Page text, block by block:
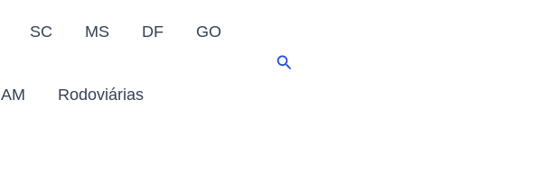
SC MS DF GO
AM Rodoviárias
Pesquisar